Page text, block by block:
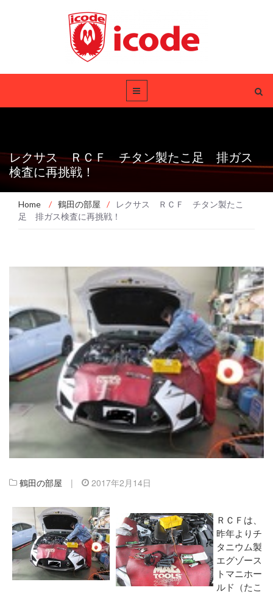
レクサス ＲＣＦ チタン製たこ足 排ガス
検査に再挑戦！
Home / 鶴田の部屋 /
レクサス ＲＣＦ チタン製たこ
足 排ガス検査に再挑戦！
鶴田の部屋 | 2017年2月14日
ＲＣＦは、
昨年よりチ
タニウム製
エグゾース
トマニホー
ルド（たこ